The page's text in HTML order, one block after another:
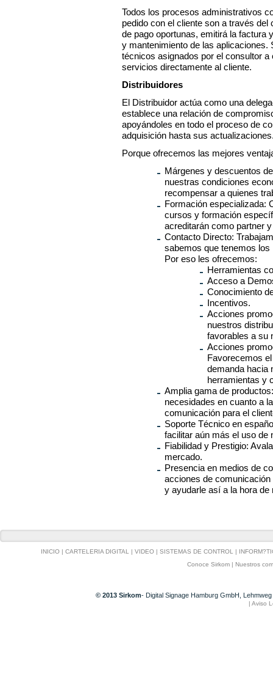
Todos los procesos administrativos
pedido con el cliente son a través
de pago oportunas, emitirá la factura
y mantenimiento de las
técnicos asignados por el consultor
servicios directamente al cliente.
Distribuidores
El Distribuidor actúa como una
establece una relación de
apoyándoles en todo el proceso de
adquisición hasta sus
Porque ofrecemos las mejores
Márgenes y descuentos
nuestras condiciones
recompensar a quienes
Formación especializada:
cursos y formación
acreditarán como partner
Contacto Directo:
sabemos que tenemos
Por eso les ofrecemos:
Herramientas
Acceso a
Conocimiento
Incentivos.
Acciones
nuestros
favorables a su
Acciones
Favorecemos
demanda hacia
herramientas y
Amplia gama de
necesidades en cuanto a
comunicación para el
Soporte Técnico en
facilitar aún más el uso de
Fiabilidad y Prestigio:
mercado.
Presencia en medios de
acciones de
y ayudarle así a la hora
INICIO | CARTELERIA DIGITAL | VIDEO | SISTEMAS DE CONTROL |
Conoce Sirkom| Nuestros
© 2013 Sirkom- Digital Signage Hamburg GmbH,
| Aviso